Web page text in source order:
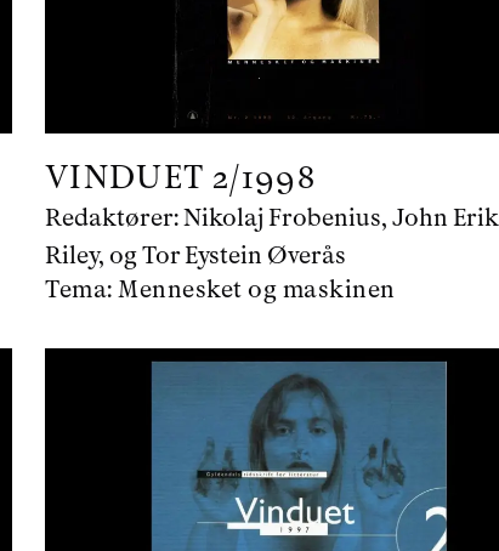
VINDUET 2/1998
Redaktører:Nikolaj Frobenius, John Erik
Riley, og Tor Eystein Øverås
Tema:Mennesket og maskinen